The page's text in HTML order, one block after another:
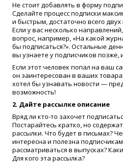
Не стоит добавлять в форму
Сделайте процесс подписки
и быстрым, достаточно всего двух
Если у вас несколько
вопрос, например, «На какой
бы подписаться?». Остальные
вы узнаете у подписчиков позже,
Если этот человек попал на ваш
он заинтересован в ваших
хотел бы узнавать новости —
возможность!
2. Дайте рассылке описание
Вряд ли кто-то захочет
Постарайтесь кратко, но
рассылки. Что будет в письмах?
интересна и полезна
рассматриваться в выпусках?
Для кого эта рассылка?